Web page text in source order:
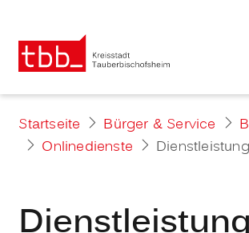
Startseite Bürger & Service
Onlinedienste